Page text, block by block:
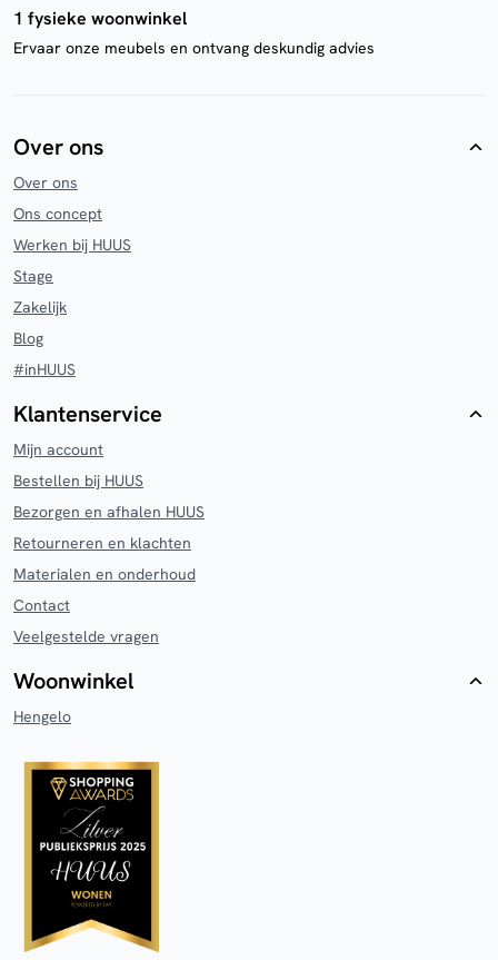
1 fysieke woonwinkel
Ervaar onze meubels en ontvang deskundig advies
Over ons
Over ons
Ons concept
Werken bij HUUS
Stage
Zakelijk
Blog
#inHUUS
Klantenservice
Mijn account
Bestellen bij HUUS
Bezorgen en afhalen HUUS
Retourneren en klachten
Materialen en onderhoud
Contact
Veelgestelde vragen
Woonwinkel
Hengelo